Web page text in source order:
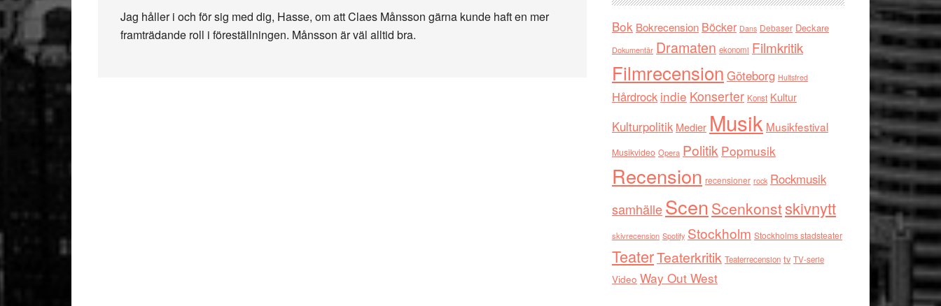
Jag håller i och för sig med dig, Hasse, om att Claes Månsson gärna kunde haft en mer
framträdande roll i föreställningen. Månsson är väl alltid bra.
Bok Bokrecension Böcker Dans Debaser Deckare
Dokumentär Dramaten ekonomi Filmkritik
Filmrecension Göteborg Hultsfred
Hårdrock indie Konserter Konst Kultur
Kulturpolitik Medier Musik Musikfestival
Musikvideo Opera Politik Popmusik
Recension recensioner rock Rockmusik
samhälleScen Scenkonstskivnytt
skivrecension Spotify Stockholm Stockholms stadsteater
TeaterTeaterkritik Teaterrecension tv TV-serie
Video Way Out West